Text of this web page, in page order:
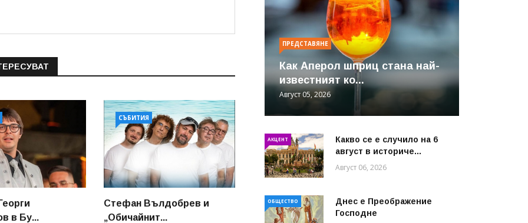
в Бу...
СЪБИТИЯ
Стефан Вълдобрев и
„Обичайнит...
ПРЕДСТАВЯНЕ
Как Аперол шприц стана най-
известният ко...
Август 05, 2026
АКЦЕНТ
Какво се е случило на 6
август в историче...
Август 06, 2026
ОБЩЕСТВО
Днес е Преображение
Господне